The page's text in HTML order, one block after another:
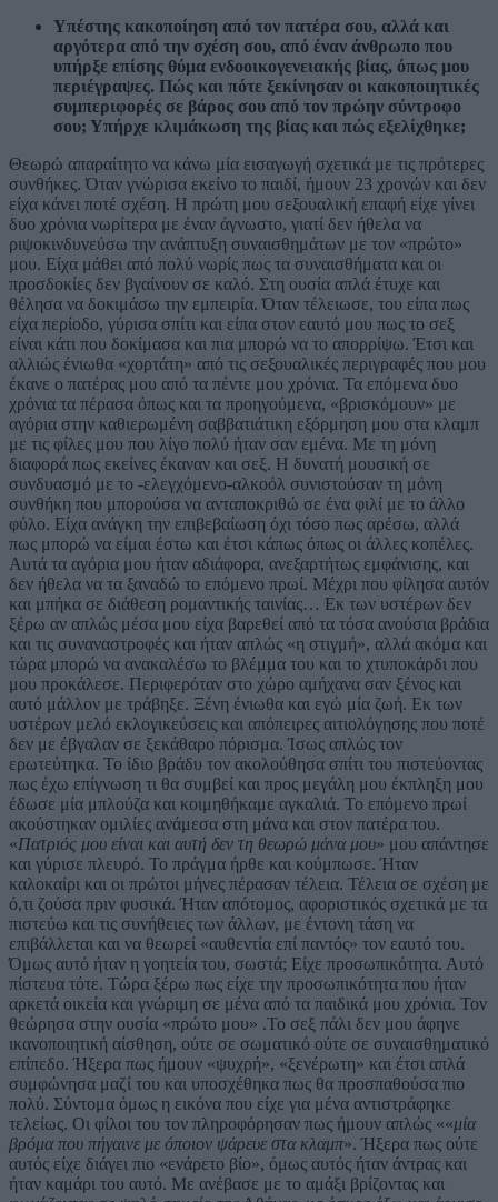
Υπέστης κακοποίηση από τον πατέρα σου, αλλά και
αργότερα από την σχέση σου, από έναν άνθρωπο που
υπήρξε επίσης θύμα ενδοοικογενειακής βίας, όπως μου
περιέγραψες. Πώς και πότε ξεκίνησαν οι κακοποιητικές
συμπεριφορές σε βάρος σου από τον πρώην σύντροφο
σου; Υπήρχε κλιμάκωση της βίας και πώς εξελίχθηκε;
Θεωρώ απαραίτητο να κάνω μία εισαγωγή σχετικά με τις πρότερες
συνθήκες. Όταν γνώρισα εκείνο το παιδί, ήμουν 23 χρονών και δεν
είχα κάνει ποτέ σχέση. Η πρώτη μου σεξουαλική επαφή είχε γίνει
δυο χρόνια νωρίτερα με έναν άγνωστο, γιατί δεν ήθελα να
ριψοκινδυνεύσω την ανάπτυξη συναισθημάτων με τον «πρώτο»
μου. Είχα μάθει από πολύ νωρίς πως τα συναισθήματα και οι
προσδοκίες δεν βγαίνουν σε καλό. Στη ουσία απλά έτυχε και
θέλησα να δοκιμάσω την εμπειρία. Όταν τέλειωσε, του είπα πως
είχα περίοδο, γύρισα σπίτι και είπα στον εαυτό μου πως το σεξ
είναι κάτι που δοκίμασα και πια μπορώ να το απορρίψω. Έτσι και
αλλιώς ένιωθα «χορτάτη» από τις σεξουαλικές περιγραφές που μου
έκανε ο πατέρας μου από τα πέντε μου χρόνια. Τα επόμενα δυο
χρόνια τα πέρασα όπως και τα προηγούμενα, «βρισκόμουν» με
αγόρια στην καθιερωμένη σαββατιάτικη εξόρμηση μου στα κλαμπ
με τις φίλες μου που λίγο πολύ ήταν σαν εμένα. Με τη μόνη
διαφορά πως εκείνες έκαναν και σεξ. Η δυνατή μουσική σε
συνδυασμό με το -ελεγχόμενο-αλκοόλ συνιστούσαν τη μόνη
συνθήκη που μπορούσα να ανταποκριθώ σε ένα φιλί με το άλλο
φύλο. Είχα ανάγκη την επιβεβαίωση όχι τόσο πως αρέσω, αλλά
πως μπορώ να είμαι έστω και έτσι κάπως όπως οι άλλες κοπέλες.
Αυτά τα αγόρια μου ήταν αδιάφορα, ανεξαρτήτως εμφάνισης, και
δεν ήθελα να τα ξαναδώ το επόμενο πρωί. Μέχρι που φίλησα αυτόν
και μπήκα σε διάθεση ρομαντικής ταινίας… Εκ των υστέρων δεν
ξέρω αν απλώς μέσα μου είχα βαρεθεί από τα τόσα ανούσια βράδια
και τις συναναστροφές και ήταν απλώς «η στιγμή», αλλά ακόμα και
τώρα μπορώ να ανακαλέσω το βλέμμα του και το χτυποκάρδι που
μου προκάλεσε. Περιφερόταν στο χώρο αμήχανα σαν ξένος και
αυτό μάλλον με τράβηξε. Ξένη ένιωθα και εγώ μία ζωή. Εκ των
υστέρων μελό εκλογικεύσεις και απόπειρες αιτιολόγησης που ποτέ
δεν με έβγαλαν σε ξεκάθαρο πόρισμα. Ίσως απλώς τον
ερωτεύτηκα. Το ίδιο βράδυ τον ακολούθησα σπίτι του πιστεύοντας
πως έχω επίγνωση τι θα συμβεί και προς μεγάλη μου έκπληξη μου
έδωσε μία μπλούζα και κοιμηθήκαμε αγκαλιά. Το επόμενο πρωί
ακούστηκαν ομιλίες ανάμεσα στη μάνα και στον πατέρα του.
«Πατριός μου είναι και αυτή δεν τη θεωρώ μάνα μου» μου απάντησε
και γύρισε πλευρό. Το πράγμα ήρθε και κούμπωσε. Ήταν
καλοκαίρι και οι πρώτοι μήνες πέρασαν τέλεια. Τέλεια σε σχέση με
ό,τι ζούσα πριν φυσικά. Ήταν απότομος, αφοριστικός σχετικά με τα
πιστεύω και τις συνήθειες των άλλων, με έντονη τάση να
επιβάλλεται και να θεωρεί «αυθεντία επί παντός» τον εαυτό του.
Όμως αυτό ήταν η γοητεία του, σωστά; Eίχε προσωπικότητα. Αυτό
πίστευα τότε. Τώρα ξέρω πως είχε την προσωπικότητα που ήταν
αρκετά οικεία και γνώριμη σε μένα από τα παιδικά μου χρόνια. Τον
θεώρησα στην ουσία «πρώτο μου» .Το σεξ πάλι δεν μου άφηνε
ικανοποιητική αίσθηση, ούτε σε σωματικό ούτε σε συναισθηματικό
επίπεδο. Ήξερα πως ήμουν «ψυχρή», «ξενέρωτη» και έτσι απλά
συμφώνησα μαζί του και υποσχέθηκα πως θα προσπαθούσα πιο
πολύ. Σύντομα όμως η εικόνα που είχε για μένα αντιστράφηκε
τελείως. Οι φίλοι του τον πληροφόρησαν πως ήμουν απλώς ««μία
βρόμα που πήγαινε με όποιον ψάρευε στα κλαμπ». Ήξερα πως ούτε
αυτός είχε διάγει πιο «ενάρετο βίο», όμως αυτός ήταν άντρας και
ήταν καμάρι του αυτό. Με ανέβασε με το αμάξι βρίζοντας και